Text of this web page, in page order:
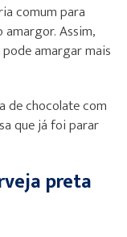
comum para
Assim,
amargar mais
de chocolate com
que já foi parar
preta